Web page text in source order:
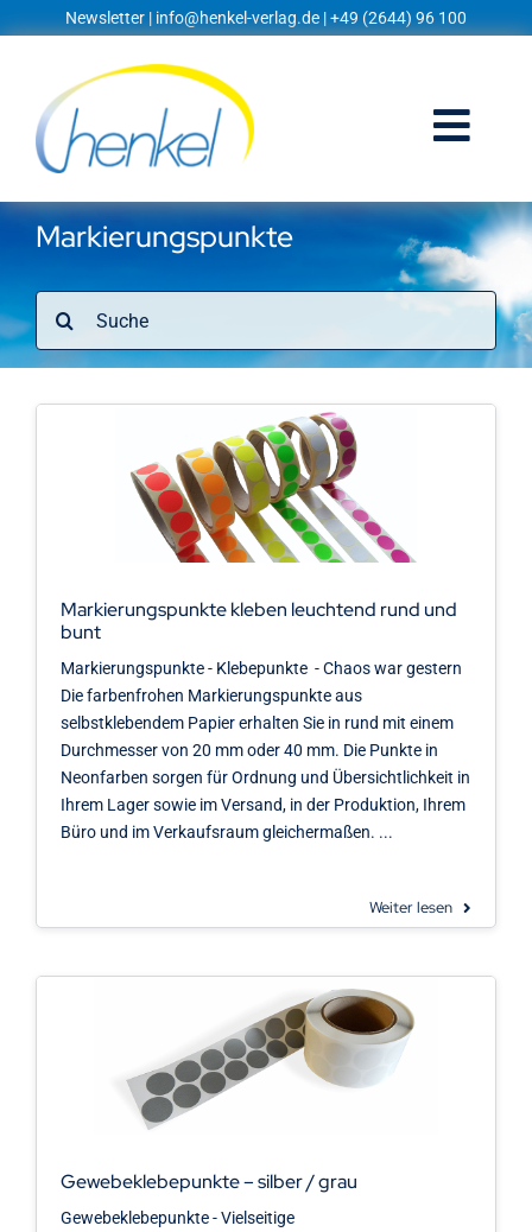
Inhalt
Newsletter | info@henkel-verlag.de | +49 (2644) 96 100
Startseite
Blog
Techniklexikon
Markierungspunkte
nach:
Markierungspunkte kleben leuchtend rund und
bunt
Markierungspunkte - Klebepunkte - Chaos war gestern
Die farbenfrohen Markierungspunkte aus
selbstklebendem Papier erhalten Sie in rund mit einem
Durchmesser von 20 mm oder 40 mm. Die Punkte in
Neonfarben sorgen für Ordnung und Übersichtlichkeit in
Ihrem Lager sowie im Versand, in der Produktion, Ihrem
Büro und im Verkaufsraum gleichermaßen. ...
Weiter lesen
Gewebeklebepunkte – silber / grau
Gewebeklebepunkte - Vielseitige